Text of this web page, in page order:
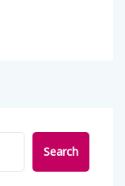
Search